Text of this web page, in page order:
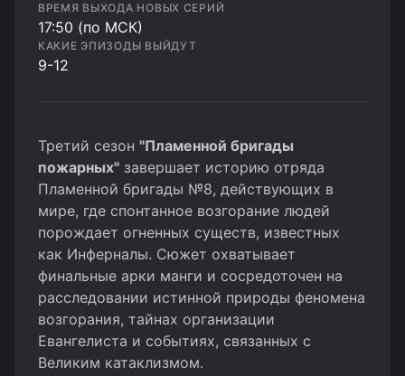
ВРЕМЯ ВЫХОДА НОВЫХ СЕРИЙ
17:50 (по МСК)
КАКИЕ ЭПИЗОДЫ ВЫЙДУТ
9-12
Третий сезон "Пламенной бригады
пожарных" завершает историю отряда
Пламенной бригады №8, действующих в
мире, где спонтанное возгорание людей
порождает огненных существ, известных
как Инферналы. Сюжет охватывает
финальные арки манги и сосредоточен на
расследовании истинной природы феномена
возгорания, тайнах организации
Евангелиста и событиях, связанных с
Великим катаклизмом.